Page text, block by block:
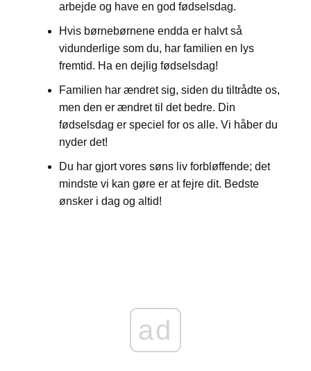
arbejde og have en god fødselsdag.
Hvis børnebørnene endda er halvt så
vidunderlige som du, har familien en lys
fremtid. Ha en dejlig fødselsdag!
Familien har ændret sig, siden du tiltrådte os,
men den er ændret til det bedre. Din
fødselsdag er speciel for os alle. Vi håber du
nyder det!
Du har gjort vores søns liv forbløffende; det
mindste vi kan gøre er at fejre dit. Bedste
ønsker i dag og altid!
ad